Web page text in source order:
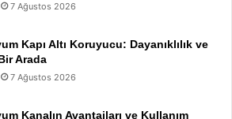
7 Ağustos 2026
Kapı Altı Koruyucu: Dayanıklılık ve
Arada
7 Ağustos 2026
Kanalın Avantajları ve Kullanım